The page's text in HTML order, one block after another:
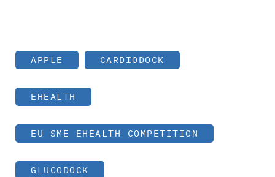
APPLE CARDIODOCK
EHEALTH
EU SME EHEALTH COMPETITION
GLUCODOCK